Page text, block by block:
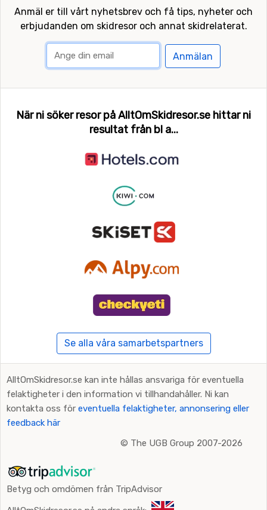
Anmäl er till vårt nyhetsbrev och få tips, nyheter och
erbjudanden om skidresor och annat skidrelaterat.
Anmälan
När ni söker resor på AlltOmSkidresor.se hittar ni
resultat från bl a...
Se alla våra samarbetspartners
AlltOmSkidresor.se kan inte hållas ansvariga för eventuella
felaktigheter i den information vi tillhandahåller. Ni kan
kontakta oss för eventuella felaktigheter, annonsering eller
feedback här
© The UGB Group 2007-2026
Betyg och omdömen från TripAdvisor